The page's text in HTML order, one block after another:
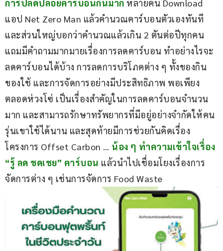
การปลดปล่อยคาร์บอนกันมาก หลายคน Download
แอป Net Zero Man แล้วคำนวณคาร์บอนตัวเองทันที
และส่วนใหญ่บอกว่าคำนวณแล้วเกิน 2 ตันต่อปีทุกคน
แถมมีคำถามมากมายเรื่องการลดคาร์บอน ทำอย่างไรจะ
ลดคาร์บอนได้บ้าง การลดการบริโภคต่าง ๆ ทั้งของกิน
ของใช้ และการจัดการอย่างมีประสิทธิภาพ พอเพียง
ตลอดห่วงโซ่ เป็นเรื่องสำคัญในการลดคาร์บอนจำนวน
มาก และสามารถรักษาทรัพยากรที่มีอยู่อย่างจำกัดให้คน
รุ่นเขาใช้ได้นาน และสุดท้ายมีการช่วยกันคิดเรื่อง
โครงการ Offset Carbon … น้อง ๆ ทำความเข้าใจเรื่อง
“รู้ ลด ชดเชย” คาร์บอน แล้วนำไปเชื่อมโยงเรื่องการ
จัดการต่าง ๆ เช่นการจัดการ Food Waste